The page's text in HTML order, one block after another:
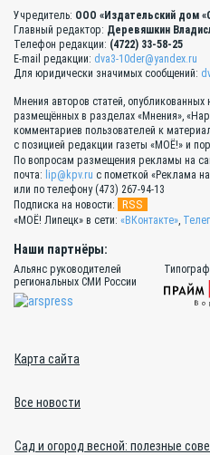
Учредитель: ООО «Издательский дом
Главный редактор: Деревяшкин
Телефон редакции: (4722) 33-58-25
E-mail редакции: dva3-10der@yandex.ru
Для юридически значимых сообщений:
Мнения авторов статей,
размещённых в разделах «Мнения»,
комментариев пользователей к
с позицией редакции газеты «МОЁ!» и
По вопросам размещения рекламы на
почта: lip@kpv.ru с пометкой «Реклама
или по телефону (473) 267-94-13
Подписка на новости:
RSS
«МОЁ! Липецк» в сети: «ВКонтакте»,
Наши партнёры:
Альянс руководителей
региональных СМИ России
Карта сайта
Все новости
Сад и огород весной: полезные